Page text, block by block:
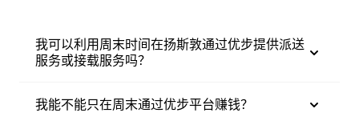
我可以利用周末时间在扬斯敦通过优步提供派送
服务或接载服务吗？
我能不能只在周末通过优步平台赚钱？